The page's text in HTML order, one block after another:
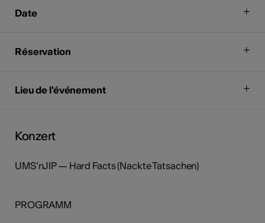
Date
Réservation
Lieu de l'événement
Konzert
UMS’nJIP — Hard Facts (Nackte Tatsachen)
PROGRAMM